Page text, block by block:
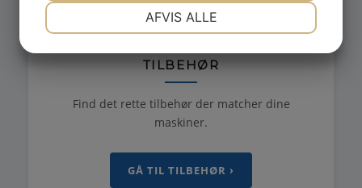
TILBEHØR
Find det rette tilbehør der matcher dine
maskiner.
GÅ TIL TILBEHØR ›
NØDVENDIGE PRÆFERENCER
MARKETING
AFVIS ALLE